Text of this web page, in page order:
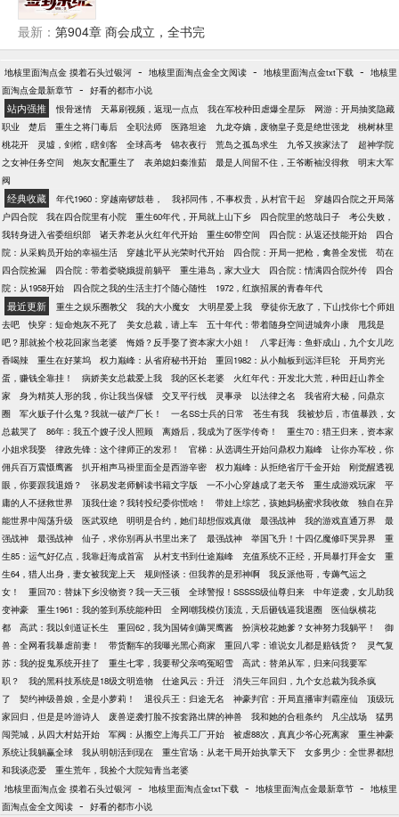
最新： 第904章 商会成立，全书完
地核里面淘点金 摸着石头过银河 - 地核里面淘点金全文阅读 - 地核里面淘点金txt下载 - 地核里
面淘点金最新章节 - 好看的都市小说
站内强推 恨骨迷情 天幕刷视频，返现一点点 我在军校种田虐爆全星际
网游：开局抽奖隐藏
职业
楚后 重生之将门毒后 全职法师 医路坦途 九龙夺嫡，废物皇子竟是绝世强龙
桃树林里
桃花开
灵墟，剑棺，瞎剑客 全球高考 锦衣夜行 荒岛之孤岛求生 九爷又挨家法了
超神学院
之女神任务空间
炮灰女配重生了 表弟媳妇秦淮茹 最是人间留不住，王爷断袖没得救
明末大军
阀
经典收藏 年代1960：穿越南锣鼓巷， 我祁同伟，不事权贵，从村官干起
穿越四合院之开局落
户四合院
我在四合院里有小院 重生60年代，开局就上山下乡 四合院里的悠哉日子
考公失败，
我转身进入省委组织部
诸天养老从火红年代开始 重生60带空间 四合院：从返还技能开始
四合
院：从采购员开始的幸福生活
穿越北平从光荣时代开始 四合院：开局一把枪，禽兽全发慌
苟在
四合院捡漏
四合院：带着娄晓娥提前躺平 重生港岛，家大业大 四合院：情满四合院外传
四合
院：从1958开始
四合院之我的生活主打个随心随性 1972，红旗招展的青春年代
最近更新 重生之娱乐圈教父 我的大小魔女 大明星爱上我
孽徒你无敌了，下山找你七个师姐
去吧
快穿：短命炮灰不死了 美女总裁，请上车 五十年代：带着随身空间进城奔小康
甩我是
吧？那就捡个校花回家当老婆
悔婚？反手娶了资本家大小姐！
八零赶海：鱼虾成山，九个女儿吃
香喝辣
重生在好莱坞 权力巅峰：从省府秘书开始 重回1982：从小舢板到远洋巨轮
开局穷光
蛋，赚钱全靠挂！
病娇美女总裁爱上我 我的区长老婆
火红年代：开发北大荒，种田赶山养全
家
身为精英人形的我，你让我当保镖 交叉平行线 灵事录 以法律之名
我省府大秘，问鼎京
圈
军火贩子什么鬼？我就一破产厂长！ 一名SS士兵的日常 苍生有我
我被炒后，市值暴跌，女
总裁哭了
86年：我五个嫂子没人照顾 离婚后，我成为了医学传奇！
重生70：猎王归来，资本家
小姐求我娶
律政先锋：这个律师正的发邪！ 官梯：从选调生开始问鼎权力巅峰
让你办军校，你
佣兵百万震慑鹰酱
扒开相声马褂里面全是西游辛密 权力巅峰：从拒绝省厅千金开始
刚觉醒透视
眼，你要跟我退婚？
张易发老师解读书籍文字版 一不小心穿越成了老天爷 重生成游戏玩家
平
庸的人不拯救世界
顶我仕途？我转投纪委你慌啥！ 带娃上综艺，孩她妈杨蜜求我收敛
独自在异
能世界中闯荡升级
医武双绝 明明是合约，她们却想假戏真做 最强战神 我的游戏直通万界
最
强战神
最强战神 仙子，求你别再从书里出来了 最强战神 举国飞升！十四亿魔修吓哭异界
重
生85：运气好亿点，我靠赶海成首富
从村支书到仕途巅峰 充值系统不正经，开局暴打拜金女
重
生64，猎人出身，妻女被我宠上天
规则怪谈：但我养的是邪神啊
我反派他哥，专薅气运之
女！
重回70：替妹下乡没物资？我一天三顿 全球警报！SSSSS级仙尊归来
中年逆袭，女儿助我
变神豪
重生1961：我的签到系统能种田 全网嘲我模仿顶流，天后砸钱逼我退圈
医仙纵横花
都
高武：我以剑道证长生 重回62，我为国铸剑薅哭鹰酱 扮演校花她爹？女神努力我躺平！
御
兽：全网看我暴虐前妻！
带货翻车的我曝光黑心商家 重回八零：谁说女儿都是赔钱货？
灵气复
苏：我的捉鬼系统开挂了
重生七零，我要帮父亲鸣冤昭雪
高武：替弟从军，归来问我要军
职？
我的黑科技系统是18级文明造物 仕途风云：升迁
消失三年回归，九个女总裁为我杀疯
了
契约神级兽娘，全是小萝莉！ 退役兵王：归途无名 神豪判官：开局直播审判霸座仙
顶级玩
家回归，但是是吟游诗人
废兽逆袭打脸不按套路出牌的神兽 我和她的合租条约 凡尘战场
猛男
闯莞城，从四大村姑开始
军阀：从搬空上海兵工厂开始 被虐88次，真真少爷心死离家
重生神豪
系统让我躺赢全球
我从明朝活到现在 重生官场：从老干局开始执掌天下
女多男少：全世界都想
和我谈恋爱
重生荒年，我捡个大院知青当老婆
地核里面淘点金 摸着石头过银河 - 地核里面淘点金txt下载 - 地核里面淘点金最新章节 - 地核里
面淘点金全文阅读 - 好看的都市小说